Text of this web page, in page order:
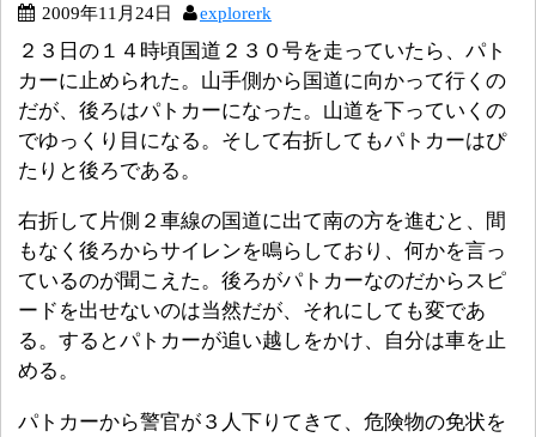
2009年11月24日 explorerk
２３日の１４時頃国道２３０号を走っていたら、パト
カーに止められた。山手側から国道に向かって行くの
だが、後ろはパトカーになった。山道を下っていくの
でゆっくり目になる。そして右折してもパトカーはぴ
たりと後ろである。
右折して片側２車線の国道に出て南の方を進むと、間
もなく後ろからサイレンを鳴らしており、何かを言っ
ているのが聞こえた。後ろがパトカーなのだからスピ
ードを出せないのは当然だが、それにしても変であ
る。するとパトカーが追い越しをかけ、自分は車を止
める。
パトカーから警官が３人下りてきて、危険物の免状を